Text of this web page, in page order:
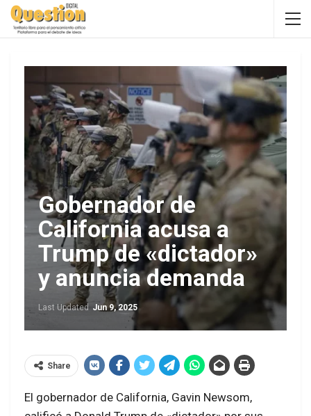
Gobernador de
California acusa a
Trump de «dictador»
y anuncia demanda
Last Updated Jun 9, 2025
Share
El gobernador de California, Gavin Newsom,